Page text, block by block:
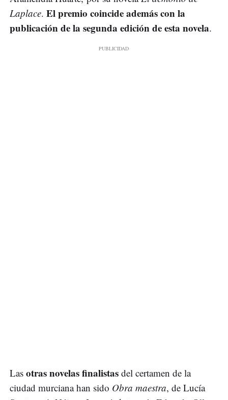
Laplace. El premio coincide además con la
publicación de la segunda edición de esta novela.
Las otras novelas finalistas del certamen de la
ciudad murciana han sido Obra maestra, de Lucía